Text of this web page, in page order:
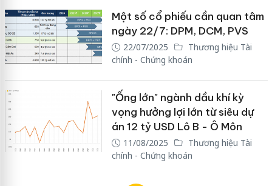
Một số cổ phiếu cần quan tâm
ngày 22/7: DPM, DCM, PVS
22/07/2025
Thương hiệu Tài
chính - Chứng khoán
"Ống lớn" ngành dầu khí kỳ
vọng hưởng lợi lớn từ siêu dự
án 12 tỷ USD Lô B - Ô Môn
11/08/2025
Thương hiệu Tài
chính - Chứng khoán